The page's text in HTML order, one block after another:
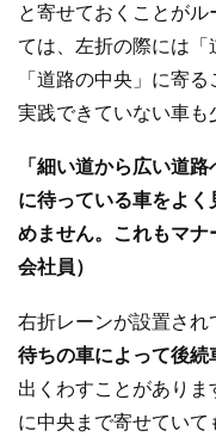
と寄せておくことが
ては、左折の際には「
「道路の中央」に寄
実践できていない車も
「細い道から広い道
に待っている車をよ
めません。これもマナ
会社員）
右折レーンが設置され
待ちの車によって後
出くわすことがあり
に中央まで寄せてい